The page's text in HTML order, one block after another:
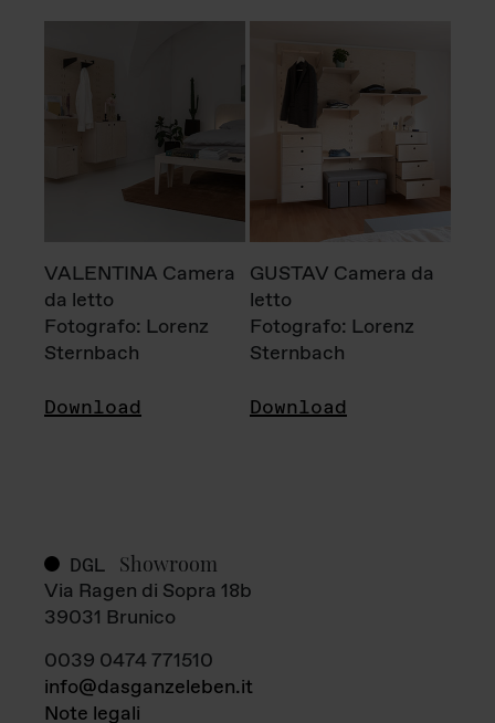
VALENTINA Camera
da letto
Fotografo: Lorenz
Sternbach
Download
GUSTAV Camera da
letto
Fotografo: Lorenz
Sternbach
Download
DGL Showroom
Via Ragen di Sopra 18b
39031 Brunico
0039 0474 771510
info@dasganzeleben.it
Note legali